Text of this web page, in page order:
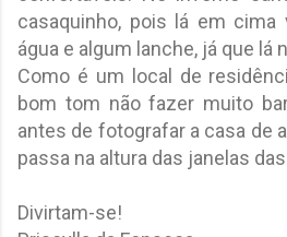
casaquinho, pois lá em cima
água e algum lanche, já que lá
Como é um local de
bom tom não fazer muito
antes de fotografar a casa de
passa na altura das janelas
Divirtam-se!